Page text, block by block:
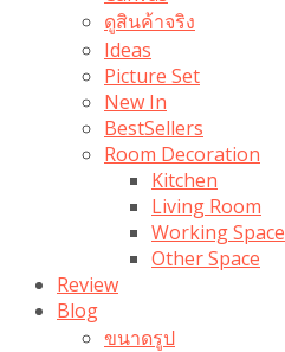
ดูสินค้าจริง
Ideas
Picture Set
New In
BestSellers
Room Decoration
Kitchen
Living Room
Working Space
Other Space
Review
Blog
ขนาดรูป